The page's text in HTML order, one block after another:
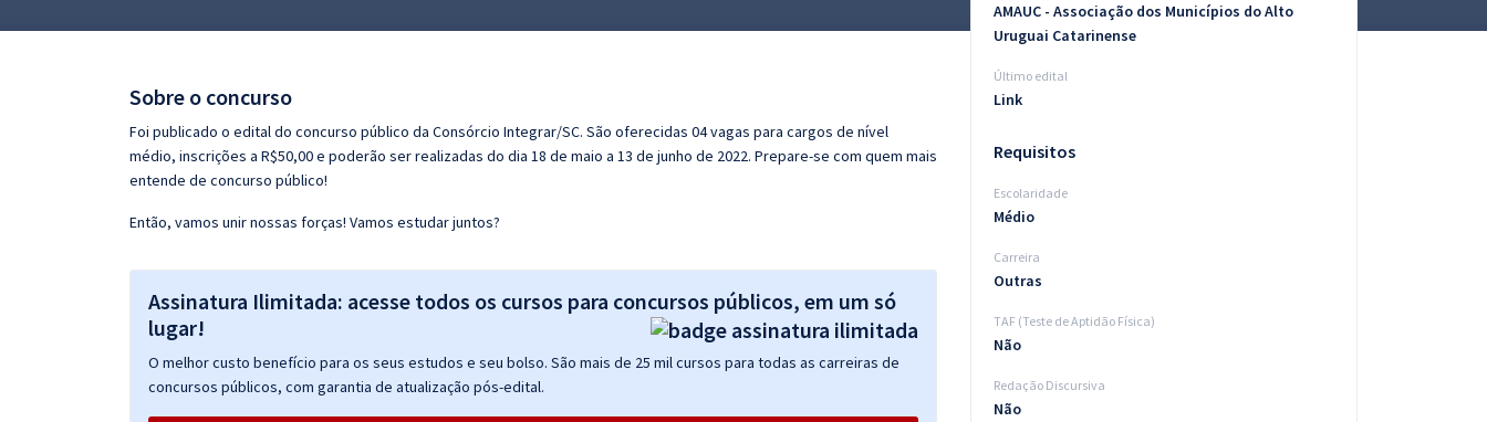
Questões grátis
Conteúdo gratuito
Sobre o concurso
Foi publicado o edital do concurso público da Consórcio Integrar/SC. São oferecidas 04 vagas para cargos de nível
médio, inscrições a R$50,00 e poderão ser realizadas do dia 18 de maio a 13 de junho de 2022. Prepare-se com quem mais
entende de concurso público!
Então, vamos unir nossas forças! Vamos estudar juntos?
Assinatura Ilimitada: acesse todos os cursos para concursos públicos, em um só
lugar!
O melhor custo benefício para os seus estudos e seu bolso. São mais de 25 mil cursos para todas as carreiras de
concursos públicos, com garantia de atualização pós-edital.
AMAUC - Associação dos Municípios do Alto
Uruguai Catarinense
Último edital
Link
Requisitos
Escolaridade
Médio
Carreira
Outras
TAF (Teste de Aptidão Física)
Não
Redação Discursiva
Não